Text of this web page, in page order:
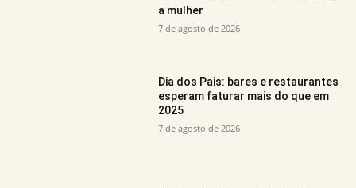
a mulher
7 de agosto de 2026
Dia dos Pais: bares e restaurantes
esperam faturar mais do que em
2025
7 de agosto de 2026